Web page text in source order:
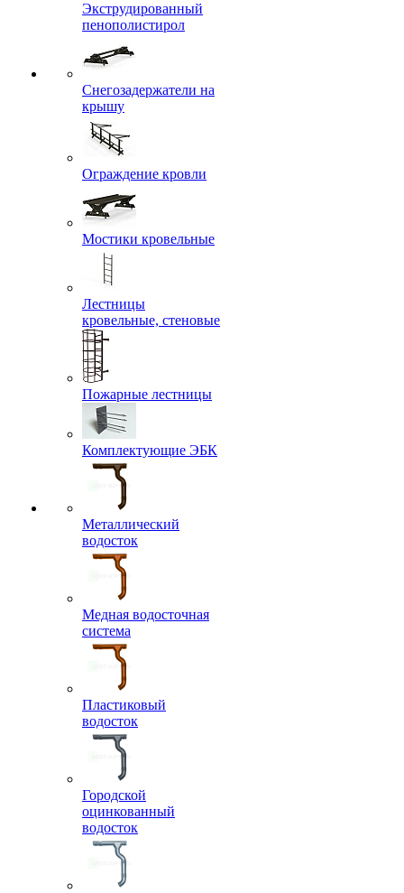
Экструдированный
пенополистирол
Снегозадержатели на
крышу
Ограждение кровли
Мостики кровельные
Лестницы
кровельные, стеновые
Пожарные лестницы
Комплектующие ЭБК
Металлический
водосток
Медная водосточная
система
Пластиковый
водосток
Городской
оцинкованный
водосток